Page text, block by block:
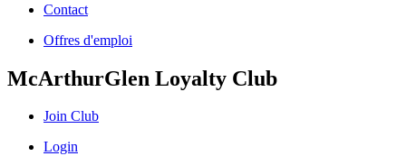
Contact
Offres d'emploi
McArthurGlen Loyalty Club
Join Club
Login